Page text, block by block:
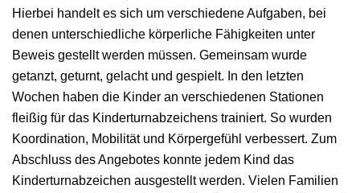
Hierbei handelt es sich um verschiedene Aufgaben, bei
denen unterschiedliche körperliche Fähigkeiten unter
Beweis gestellt werden müssen. Gemeinsam wurde
getanzt, geturnt, gelacht und gespielt. In den letzten
Wochen haben die Kinder an verschiedenen Stationen
fleißig für das Kinderturnabzeichens trainiert. So wurden
Koordination, Mobilität und Körpergefühl verbessert. Zum
Abschluss des Angebotes konnte jedem Kind das
Kinderturnabzeichen ausgestellt werden. Vielen Familien